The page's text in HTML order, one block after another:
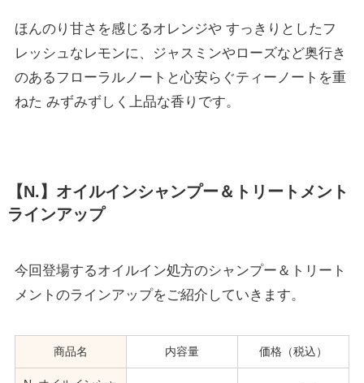
ほんのり甘さを感じるオレンジや すっきりとしたフ
レッシュなレモンに、ジャスミンやローズなど奥行き
のあるフローラルノートと心安らぐティーノートを重
ねた みずみずしく上品な香りです。
【N.】オイルインシャンプー＆トリートメント
ラインアップ
今回登場するオイルイン処方のシャンプー＆トリート
メントのラインアップをご紹介していきます。
商品名 内容量 価格（税込）